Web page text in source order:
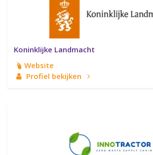
Koninklijke Landmacht
Website
Profiel bekijken